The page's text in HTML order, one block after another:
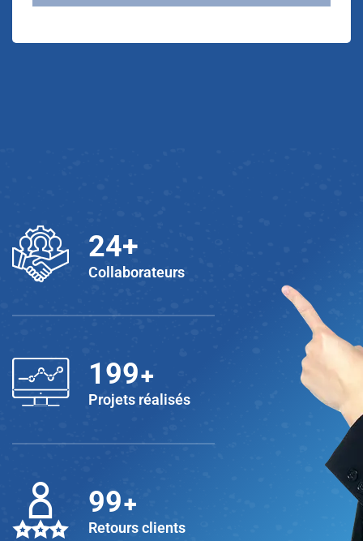
25+
Collaborateurs
200+
Projets réalisés
100
Retours clients